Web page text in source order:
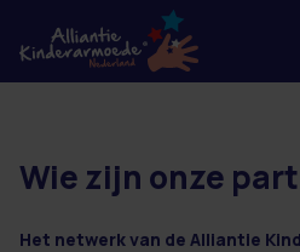
13 resultaten
Wie zijn onze
Het netwerk van de Alliantie